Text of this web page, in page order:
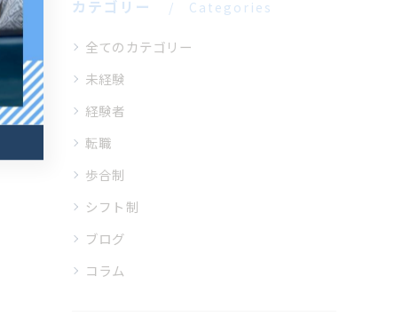
カテゴリー Categories
全てのカテゴリー
未経験
経験者
転職
歩合制
シフト制
ブログ
コラム